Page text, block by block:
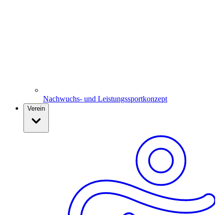
Nachwuchs- und Leistungssportkonzept
Verein